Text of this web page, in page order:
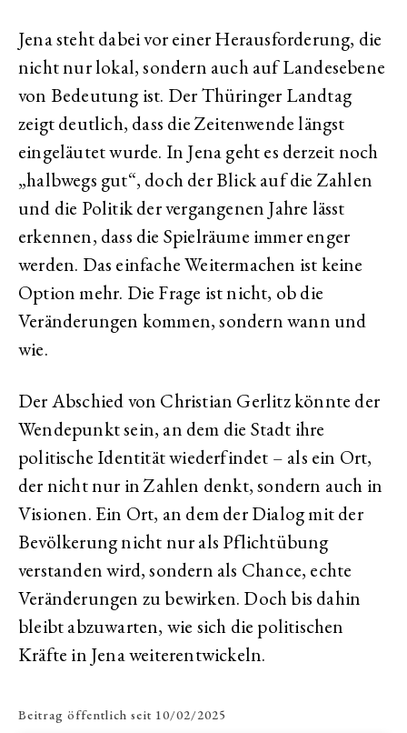
Jena steht dabei vor einer Herausforderung, die
nicht nur lokal, sondern auch auf Landesebene
von Bedeutung ist. Der Thüringer Landtag
zeigt deutlich, dass die Zeitenwende längst
eingeläutet wurde. In Jena geht es derzeit noch
„halbwegs gut“, doch der Blick auf die Zahlen
und die Politik der vergangenen Jahre lässt
erkennen, dass die Spielräume immer enger
werden. Das einfache Weitermachen ist keine
Option mehr. Die Frage ist nicht, ob die
Veränderungen kommen, sondern wann und
wie.
Der Abschied von Christian Gerlitz könnte der
Wendepunkt sein, an dem die Stadt ihre
politische Identität wiederfindet – als ein Ort,
der nicht nur in Zahlen denkt, sondern auch in
Visionen. Ein Ort, an dem der Dialog mit der
Bevölkerung nicht nur als Pflichtübung
verstanden wird, sondern als Chance, echte
Veränderungen zu bewirken. Doch bis dahin
bleibt abzuwarten, wie sich die politischen
Kräfte in Jena weiterentwickeln.
Beitrag öffentlich seit 10/02/2025